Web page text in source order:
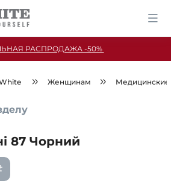
РАСПРОДАЖА -50%
Женщинам
87 Чорний